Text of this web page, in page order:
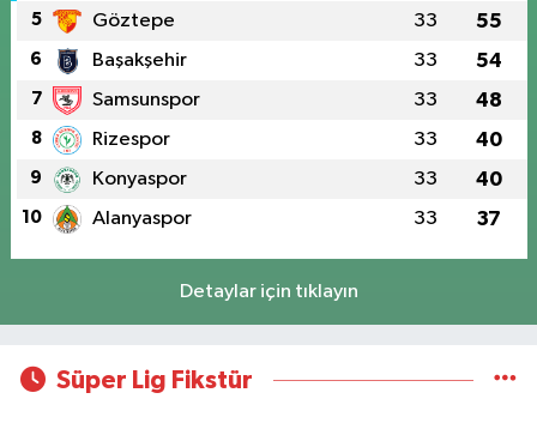
5 Göztepe 33 55
6 Başakşehir 33 54
7 Samsunspor 33 48
8 Rizespor 33 40
9 Konyaspor 33 40
10 Alanyaspor 33 37
Detaylar için tıklayın
Süper Lig Fikstür